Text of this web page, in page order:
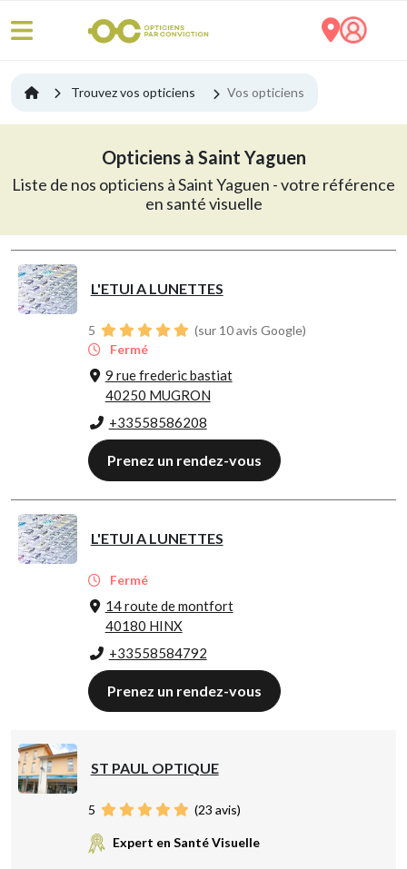
Trouvez vos opticiens Vos opticiens
Opticiens à Saint Yaguen
Liste de nos opticiens à Saint Yaguen - votre référence
en santé visuelle
L'ETUI A LUNETTES
5
(sur 10 avis Google)
Fermé
9 rue frederic bastiat
40250 MUGRON
+33558586208
Prenez un rendez-vous
L'ETUI A LUNETTES
Fermé
14 route de montfort
40180 HINX
+33558584792
Prenez un rendez-vous
ST PAUL OPTIQUE
5 (23 avis)
Expert en Santé Visuelle